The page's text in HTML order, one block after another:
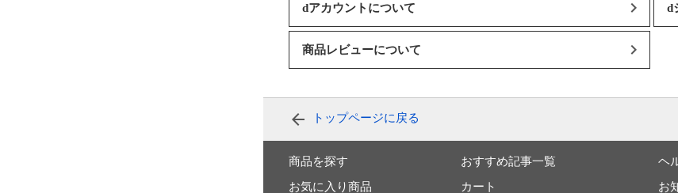
dアカウントについて d
商品レビューについて
トップページに戻る
商品を探す
お気に入り商品
おすすめ記事一覧
カート
ヘ
お